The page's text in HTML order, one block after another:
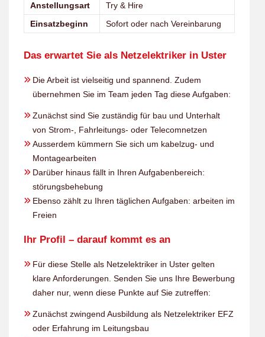
Anstellungsart
Try & Hire
Einsatzbeginn
Sofort oder nach Vereinbarung
Das erwartet Sie als Netzelektriker in Uster
Die Arbeit ist vielseitig und spannend. Zudem
übernehmen Sie im Team jeden Tag diese Aufgaben:
Zunächst sind Sie zuständig für bau und Unterhalt
von Strom-, Fahrleitungs- oder Telecomnetzen
Ausserdem kümmern Sie sich um kabelzug- und
Montagearbeiten
Darüber hinaus fällt in Ihren Aufgabenbereich:
störungsbehebung
Ebenso zählt zu Ihren täglichen Aufgaben: arbeiten im
Freien
Ihr Profil – darauf kommt es an
Für diese Stelle als Netzelektriker in Uster gelten
klare Anforderungen. Senden Sie uns Ihre Bewerbung
daher nur, wenn diese Punkte auf Sie zutreffen:
Zunächst zwingend Ausbildung als Netzelektriker EFZ
oder Erfahrung im Leitungsbau